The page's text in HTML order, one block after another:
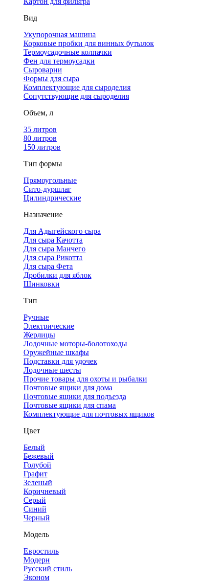
Вид
Укупорочная машина
Корковые пробки для винных бутылок
Термоусадочные колпачки
Фен для термоусадки
Сыроварни
Формы для сыра
Комплектующие для сыроделия
Сопутствующие для сыроделия
Объем, л
35 литров
80 литров
150 литров
Тип формы
Прямоугольные
Сито-дуршлаг
Цилиндрические
Назначение
Для Адыгейского сыра
Для сыра Качотта
Для сыра Манчего
Для сыра Рикотта
Для сыра Фета
Дробилки для яблок
Шинковки
Тип
Ручные
Электрические
Жерлицы
Лодочные моторы-болотоходы
Оружейные шкафы
Подставки для удочек
Лодочные шесты
Прочие товары для охоты и рыбалки
Почтовые ящики для дома
Почтовые ящики для подъезда
Почтовые ящики для спама
Комплектующие для почтовых ящиков
Цвет
Белый
Бежевый
Голубой
Графит
Зеленый
Коричневый
Серый
Синий
Черный
Модель
Евростиль
Модерн
Русский стиль
Эконом